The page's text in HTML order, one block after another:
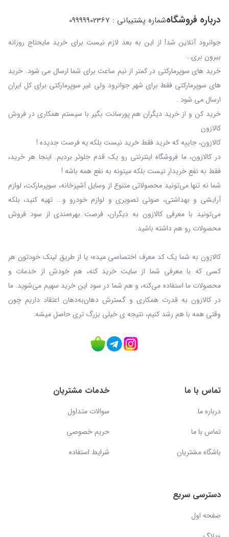
درباره فروشگاهشماره پشتیبانی : 09999902367
جوانرود آنلاین شد! از این به بعد لازم نیست برای خرید مایحتاج روزانه
بیرون بری…
خرید های سوپرمارکتی در کمتر از نیم ساعت برای شما ارسال می شود. خرید
های سوپرمارکتی فقط برای شهر جوانرود ولی غیر سوپرمارکتی برای کل ایران
ارسال می شود .
خرید کن و از خرید دیگران هم پورسانت بگیر با سیستم همکاری در فروش
کالازون
کالازون، جاییه که خرید فقط خرید نیست بلکه یه فرصت جدیده !
در کالازون، ما فروشگاه اینترنتی رو یک قدم جلوتر بردیم. اینجا هر خرید،
فقط به نفع خریدار نیست بلکه میتونه به نفع همه باشه !
شما نه‌ تنها می‌تونید محصولاتی متنوع از وسایل آشپزخانه، سوپرمارکت، لوازم
آرایشی و بهداشتی، صوتی تصویری و لوازم خودرو و... تهیه کنید، بلکه
می‌تونید با معرفی کالازون به دیگران، فرصت بهره‌مندی از سود فروش
محصولات رو هم داشته باشید.
کالازون به شما یک کد معرف اختصاصی میده؛ یا از طریق لینک خودتون هر
کسی که با معرفی شما از سایت خرید کنه، هم خودش از خدمات و
محصولات ما استفاده می‌کنه، و هم شما در سود این خرید سهیم می‌شوید. ما
در کالازون به قدرت همکاری و گسترش دهان‌به‌دهان اعتقاد داریم چون
وقتی همه با هم رشد کنیم، نتیجه ی خیلی بزرگ‌ تری حاصل میشه.
تماس با ما
درباره ما
تماس با ما
باشگاه مشتریان
خدمات مشتریان
سوالات متداول
حریم خصوصی
شرایط استفاده
دسترسی سریع
صفحه اول